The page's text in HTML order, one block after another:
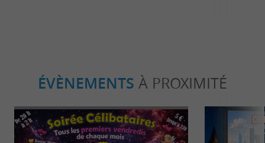
ÉVÈNEMENTS À PROXIMITÉ